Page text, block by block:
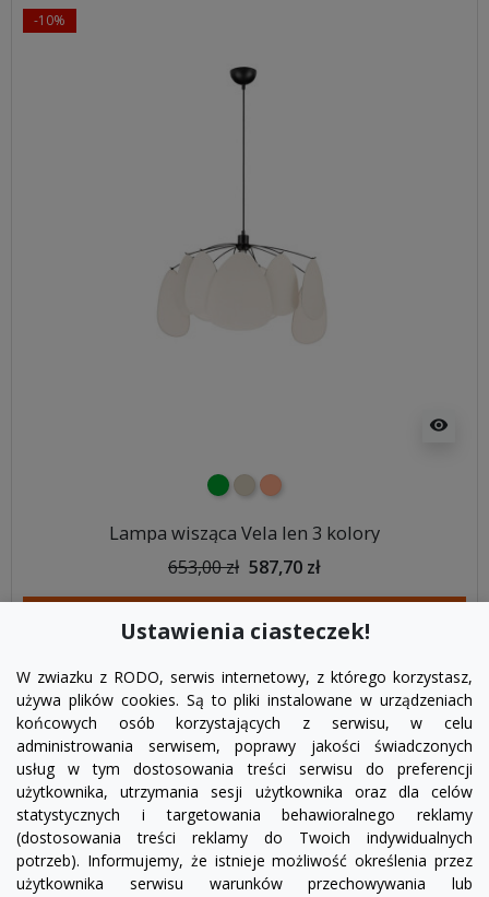
-10%
visibility
zielony
beżowymorelowy
Lampa wisząca Vela len 3 kolory
653,00 zł 587,70 zł
FacebookYouTubePinterest
Ustawienia ciasteczek!
W zwiazku z RODO, serwis internetowy, z którego korzystasz,
używa plików cookies. Są to pliki instalowane w urządzeniach
końcowych osób korzystających z serwisu, w celu
administrowania serwisem, poprawy jakości świadczonych
usług w tym dostosowania treści serwisu do preferencji
użytkownika, utrzymania sesji użytkownika oraz dla celów
statystycznych i targetowania behawioralnego reklamy
(dostosowania treści reklamy do Twoich indywidualnych
potrzeb). Informujemy, że istnieje możliwość określenia przez
użytkownika serwisu warunków przechowywania lub